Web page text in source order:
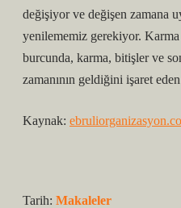
değişiyor ve değişen zamana
yenilememiz gerekiyor.
burcunda, karma, bitişler ve
zamanının geldiğini işaret
Kaynak:
Tarih: Makaleler